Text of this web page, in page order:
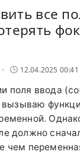
все
• 12.04.2025 00:41
поля ввода
вызываю
должно
чем